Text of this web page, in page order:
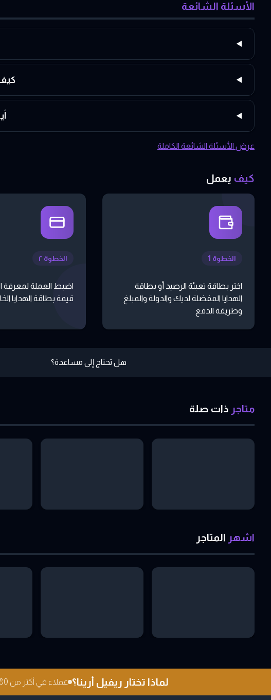
الأسئلة الشائعة
عرض الأسئلة الشائعة الكاملة
كيف يعمل
الخطوة 1
اختر بطاقة تعبئة الرصيد أو بطاقة
الهدايا المفضلة لديك والدولة والمبلغ
وطريقة الدفع
الخطوة ٢
اضبط العملة لمعرفة
قيمة بطاقة الهدايا
هل تحتاج إلى مساعدة؟
متاجر ذات صلة
اشهر المتاجر
لماذا تختار ريفيل أرينا؟ عملاء في أكثر من 180 دولة